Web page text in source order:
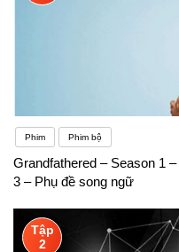
Phim Phim bộ
Grandfathered – Season 1
3 – Phụ đề song ngữ
Tập
2